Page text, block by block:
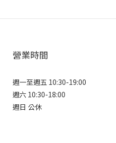
營業時間
週一至週五 10:30-19:00
週六 10:30-18:00
週日 公休